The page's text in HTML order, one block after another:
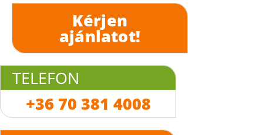
Kérjen
ajánlatot!
TELEFON
+36 70 381 4008